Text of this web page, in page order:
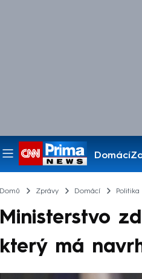
Domácí
Pořady
Domů Zprávy Domácí Politika
Ministerstvo
který má